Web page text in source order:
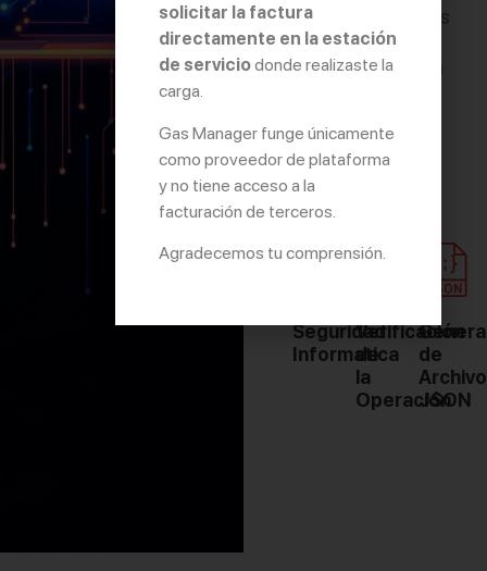
técnicas destinadas
a preservar la
confidencialidad, la
confiabilidad y la
disponibilidad
de la información.
Seguridad
Informatica
Verificación
de
la
Operación
de
JSON
solicitar la factura
directamente en la estación
de serviciodonde realizaste la
carga.
Gas Manager funge únicamente
como proveedor de plataforma
y no tiene acceso a la
facturación de terceros.
Agradecemos tu comprensión.